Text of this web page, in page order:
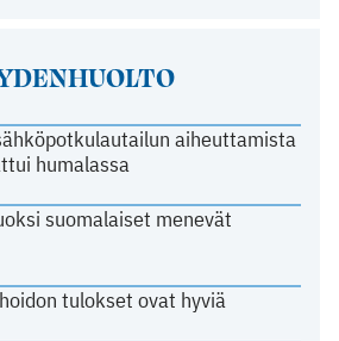
aiheuttamista
humalassa
suomalaiset menevät
tulokset ovat hyviä